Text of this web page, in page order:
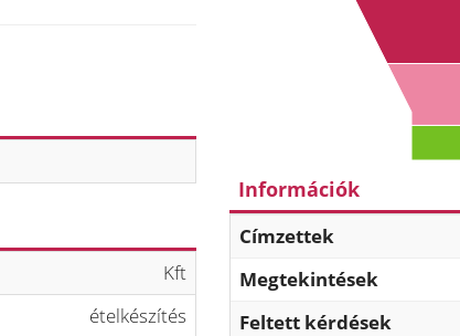
Kft
ételkészítés
Információk
Címzettek
Megtekintések
Feltett kérdések